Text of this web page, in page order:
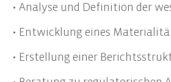
Unternehmensnachfolge
Controlling
Datenschutz
• Analyse und Definition der
• Entwicklung eines
• Erstellung einer